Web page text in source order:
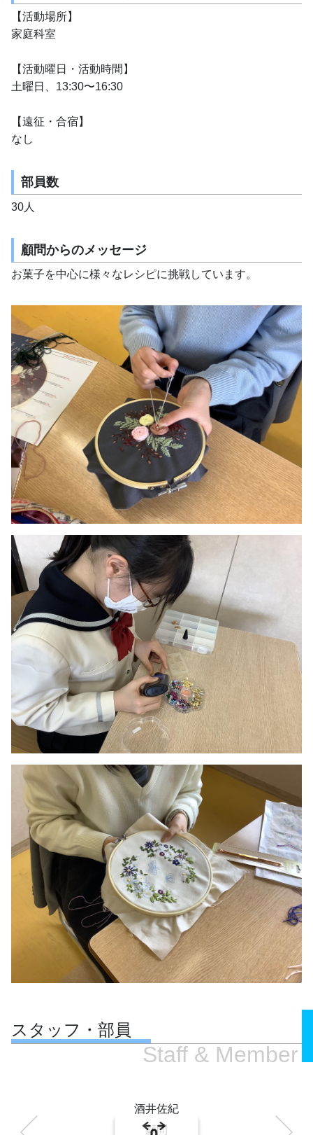
【活動場所】
家庭科室
【活動曜日・活動時間】
土曜日、13:30〜16:30
【遠征・合宿】
なし
部員数
30人
顧問からのメッセージ
お菓子を中心に様々なレシピに挑戦しています。
スタッフ・部員
Staff & Member
酒井佐紀
顧問
顧問